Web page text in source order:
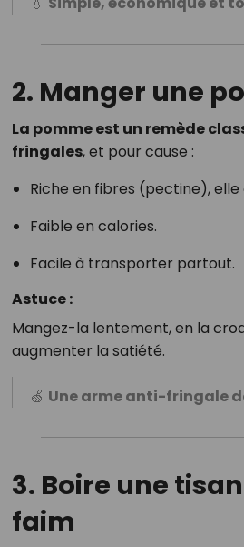
2. Manger une
La pomme est un remède
fringales, et pour cause :
Riche en fibres (pectine),
Faible en calories.
Facile à transporter partout.
Astuce :
Mangez-la lentement, en la
augmenter la satiété.
🍏 Une arme anti-fringale
3. Boire une
faim